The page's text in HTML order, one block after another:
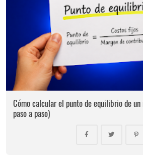
Cómo calcular el punto de equilibrio de
paso a paso)